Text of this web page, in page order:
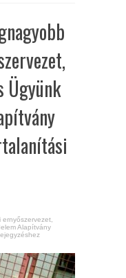
Ügyünk
Alapítvány